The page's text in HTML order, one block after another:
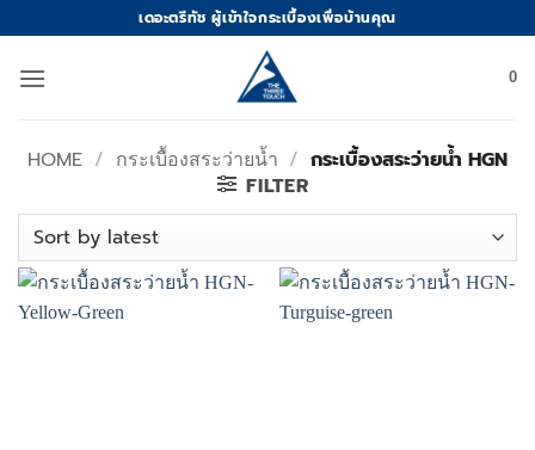
to
content
เดอะตรีทัช ผู้เข้าใจกระเบื้องเพื่อบ้านคุณ
0
HOME / กระเบื้องสระว่ายน้ำ / กระเบื้องสระว่ายน้ำ HGN
FILTER